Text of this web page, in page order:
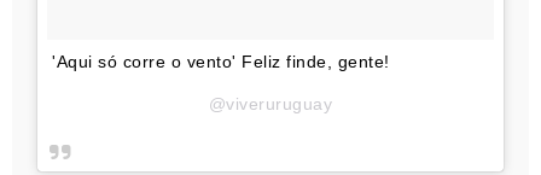
'Aqui só corre o vento' Feliz finde, gente!
@viveruruguay